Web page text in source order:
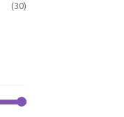
(30)